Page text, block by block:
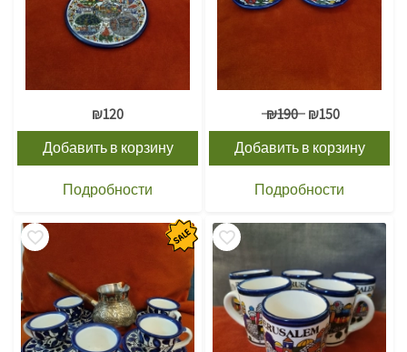
₪120
Добавить в корзину
Подробности
₪190 ₪150
Добавить в корзину
Подробности